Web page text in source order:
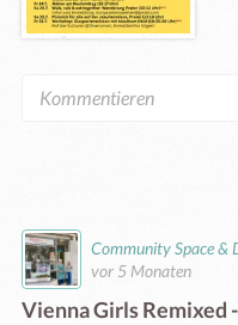
Community Space &
vor 5 Monaten
Vienna Girls Remixed